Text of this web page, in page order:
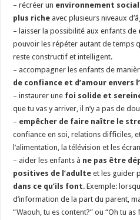
– récréer un environnement
plus riche avec plusieurs niveaux
– laisser la possibilité aux enfants de
pouvoir les répéter autant de temps
reste constructif et intelligent.
– accompagner les enfants de
de confiance et d’amour envers
– instaurer une foi solide et
que tu vas y arriver, il n’y a pas de
– empêcher de faire naître le
confiance en soi, relations difficiles,
l’alimentation, la télévision et les
– aider les enfants à ne pas être
positives de l’adulte et les guider
dans ce qu’ils font. Exemple:
d’information de la part du parent,
“Waouh, tu es content?” ou “Oh tu